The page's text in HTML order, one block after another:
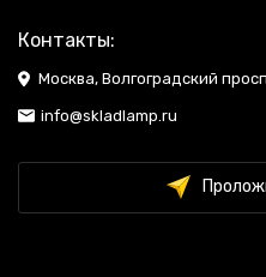
Контакты:
Москва, Волгоградский
info@skladlamp.ru